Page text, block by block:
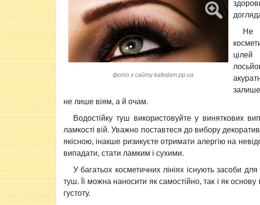
фото з сайту kafedam.pp.ua
Не
не лише віям, а й очам.
Водостійку туш використовуйте у виняткових
ламкості вій. Уважно поставтеся до вибору
якісною, інакше ризикуєте отримати алергію на
випадати, стати ламким і сухими.
У багатьох косметичних лініях існують засоби
туш. Її можна наносити як самостійно, так і як
густоту.